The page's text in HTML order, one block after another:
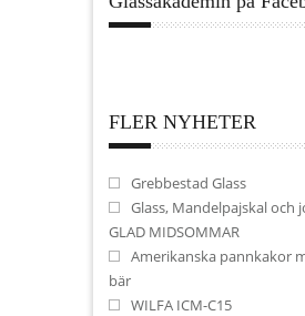
FLER NYHETER
Grebbestad Glass
Glass, Mandelpajskal och
GLAD MIDSOMMAR
Amerikanska pannkakor
bär
WILFA ICM-C15